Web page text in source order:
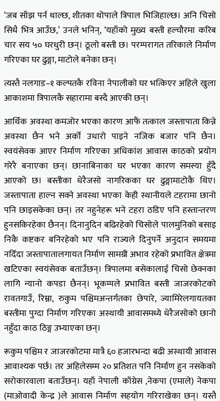
‘जब साँझ पर्न थाल्छ, शीतका थोपाले त्रिपाल भिजिहाल्छ। अनि चिसो
सिधै भित्र आउँछ,’ उनले भनिन्, ‘यहाँको मुख्य बस्ती हल्चौरमा करिब
चार सय ५० घरधुरी छन्। ठूलो बस्ती छ। परम्परागत तरिकाले निर्माण
गरिएका घर ढुङ्गा, माटोले बनेका छन्।
त्यस्तै नलगाड–१ कल्पतकै रविना नेपालीको घर भत्किएर अहिले खुला
आकाशमा त्रिपालकै सहारामा बस्दै आएकी छन्।
आर्थिक अवस्था कमजोर भएका कारण आफैं तत्काल जस्तापाता किन्ने
अवस्था छैन भने अर्को उधारो पाइने नजिक बजार पनि छैन।
स्वयंसेवक आएर निर्माण गरिएका अधिकांश आवास काठको प्रयोग
गरेरै बनाएका छन्। छानाबिनाका घर भएका कारण समस्या हुँदै
आएको छ। बस्तीका धेरैजसो नागरिकका घर ढुङ्गामाटोकै थिए।
जस्तापाता हाल्न सक्ने अवस्था भएका केही स्थानीयले टहरामा छानो
पनि छाइसकेका छन्। तर नहुनेहरू भने टहरा ठडिए पनि हस्तान्तरण
हुनसकिरहेका छैनन्। दिनानुदिन बढिरहेको चिसोले पालमुनिको बसाइ
निकै कष्टकर बनिरहेको भए पनि राज्यले दिनुपर्ने अनुदान समयमा
नदिँदा जस्तापातालगायत निर्माण सामग्री अभाव रहेको प्रभावित क्षेत्रमा
खटिएका स्वयंसेवक बताउँछन्। त्रिपालमा बसेकालाई चिसो छेक्नका
लागि न्यानो कपडा छैनन्। भूकम्पले प्रभावित बस्ती जाजरकोटको
रावतगाउँ, रिम्ना, रुकुम पश्चिमअन्तर्गतका छेपारे, ज्यामिरेलगायतका
बस्तीमा पुग्दा निर्माण गरिएका अस्थायी आवासमध्ये धेरैजसोको छानो
नहुँदा काठ ठिङ्ग उभ्याएका छन्।
रूकुम पश्चिम र जाजरकोटमा मात्रै ६० हजारभन्दा बढी अस्थायी आवास
आवाश्यक पर्छ। तर अहिलेसम्म २० प्रतिशत पनि निर्माण हुन नसकेको
सरोकारवाला बताउँछन्। यहाँ नेपाली काँग्रेस ,नेकपा (एमाले) नेकपा
(माओवादी केन्द्र )ले आवास निर्माण सहयोग गरिराखेका छन्। यस्तै